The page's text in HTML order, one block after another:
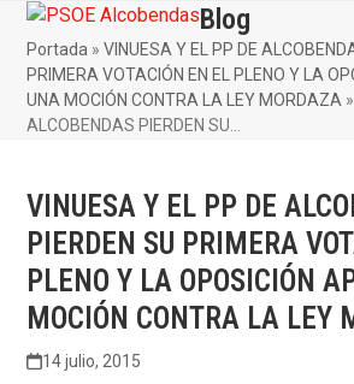
Skip
content
Open
mobile
menu
Close
mobile
menu
Blog
Portada »VINUESA Y EL PP DE
PRIMERA VOTACIÓN EN EL PLENO Y LA
UNA MOCIÓN CONTRA LA LEY MORDAZA
ALCOBENDAS PIERDEN SU…
VINUESA Y EL PP DE
PIERDEN SU PRIMERA
PLENO Y LA OPOSICIÓN
MOCIÓN CONTRA LA LEY
14 julio, 2015